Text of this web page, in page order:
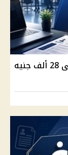
وظائف جديدة في الجيزة برواتب تصل إلى 28 ألف جنيه